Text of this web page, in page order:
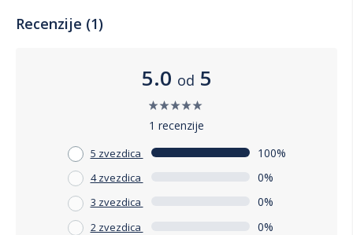
Recenzije (1)
5.0 od 5
1 recenzije
5 zvezdica 100%
4 zvezdica 0%
3 zvezdica 0%
2 zvezdica 0%